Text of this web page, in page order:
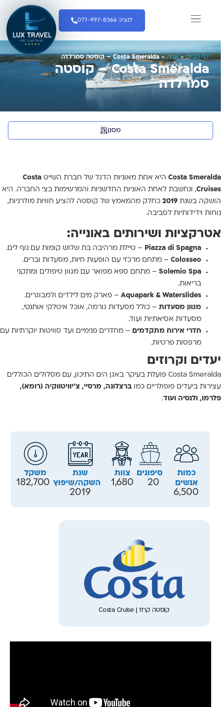
לנציג: 077-997-8366
דף הבית»אניה»Costa Smeralda – קוסטה סמרלדה
Costa Smeralda – קוסטה
סמרלדה
מסנן
Costa Smeralda היא אחת מאוניות הדגל של חברת השייט Costa
Cruises, ונחשבת לאחת האוניות החדשניות והמרשימות בצי החברה. היא
הושקה בשנת 2019 כחלק מהמאמץ של קוסטה להציע חוויות מודרניות,
נוחות וידידותיות לסביבה.
אטרקציות ושירותים באונייה:
Piazza di Spagna
– טיילת מרהיבה בת שלוש קומות עם נוף לים.
Colosseo – מתחם מרכזי עם הופעות חיות, מסעדות וברים.
Solemio Spa – מתחם ספא מפואר עם מגוון טיפולים ומתקני
בריאות.
Aquapark & Waterslides – פארק מים לילדים ולמבוגרים.
מגוון מסעדות – כולל מסעדות גורמה, אוכל איטלקי אותנטי,
מסעדות אסיאתיות ועוד.
חדרי אירוח מתקדמים
– מחדרים פנימיים ועד סוויטות יוקרתיות עם
מרפסות פרטיות.
יעדים וקרוזים
Costa Smeralda פועלת בעיקר באגן הים התיכון, עם מסלולים הכוללים
עצירות ביעדים פופולריים כמו ברצלונה, מרסיי, צ’יוויטווקיה (רומא),
פלרמו, ולנסיה ועוד.
כמות
אנשים
6,500
סיפונים
20
צוות
1,680
שנת
השקה/שיפוץ
2019
משקל
182,700
קוסטה קרוז | Costa Cruise